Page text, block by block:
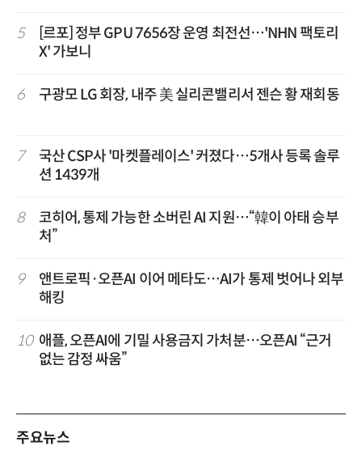
5
[르포] 정부 GPU 7656장 운영 최전선…'NHN 팩토리
X' 가보니
6 구광모 LG 회장, 내주 美 실리콘밸리서 젠슨 황 재회동
7
국산 CSP사 '마켓플레이스' 커졌다…5개사 등록 솔루
션 1439개
8
코히어, 통제 가능한 소버린 AI 지원…“韓이 아태 승부
처”
9
앤트로픽·오픈AI 이어 메타도…AI가 통제 벗어나 외부
해킹
10 애플, 오픈AI에 기밀 사용금지 가처분…오픈AI “근거
없는 감정 싸움”
주요뉴스